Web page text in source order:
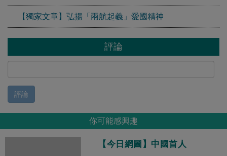
【獨家文章】弘揚「兩航起義」愛國精神
評論
評論
你可能感興趣
【今日網圖】中國首人